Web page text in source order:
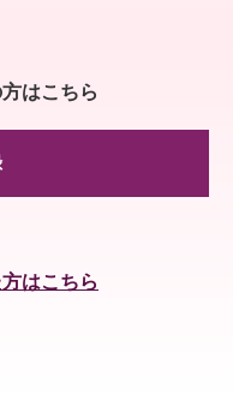
はこちら
はこちら